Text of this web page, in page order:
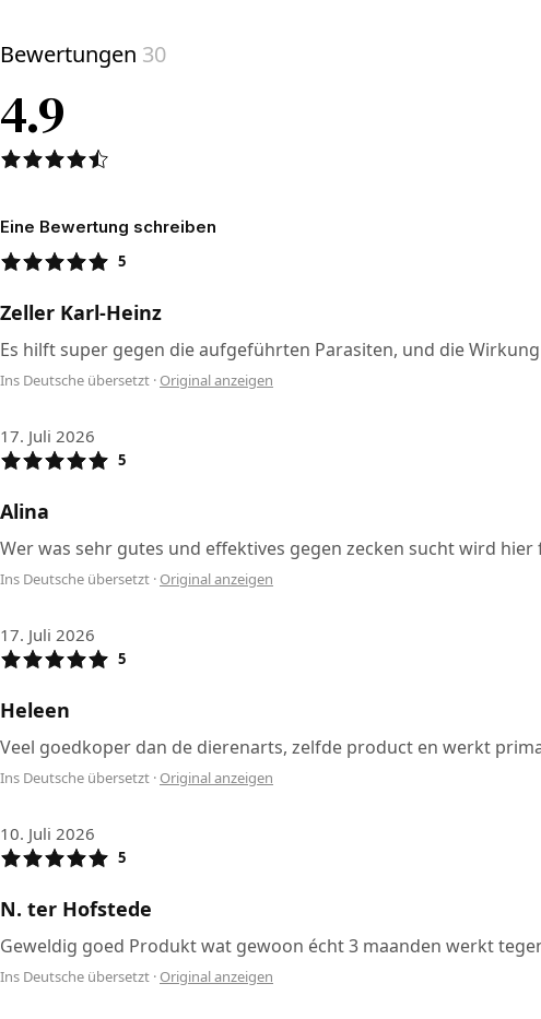
Bewertungen 30
4.9
Eine Bewertung schreiben
5
Zeller Karl-Heinz
Es hilft super gegen die aufgeführten Parasiten, und die
Ins Deutsche übersetzt · Original anzeigen
17. Juli 2026
5
Alina
Wer was sehr gutes und effektives gegen zecken sucht wird
Ins Deutsche übersetzt · Original anzeigen
17. Juli 2026
5
Heleen
Veel goedkoper dan de dierenarts, zelfde product en werkt
Ins Deutsche übersetzt · Original anzeigen
10. Juli 2026
5
N. ter Hofstede
Geweldig goed Produkt wat gewoon écht 3 maanden werkt
Ins Deutsche übersetzt · Original anzeigen